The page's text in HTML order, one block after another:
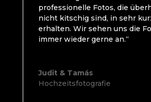
professionelle Fotos, die
nicht kitschig sind, in sehr
erhalten. Wir sehen uns die
immer wieder gerne an.“
Judit & Tamás
Hochzeitsfotografie